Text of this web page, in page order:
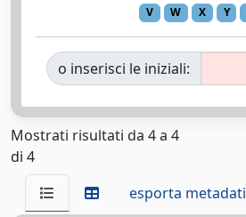
V
W X Y
o inserisci le iniziali:
Mostrati risultati da 4 a 4
di 4
esporta metadati